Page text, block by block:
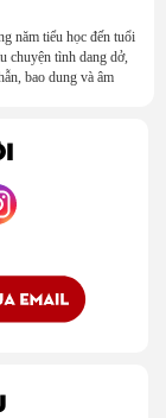
năm tiểu học đến tuổi
chuyện tình dang dở,
bao dung và âm
chính mình.